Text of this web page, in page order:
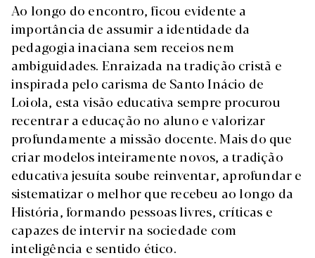
Ao longo do encontro, ficou evidente a
importância de assumir a identidade da
pedagogia inaciana sem receios nem
ambiguidades. Enraizada na tradição cristã e
inspirada pelo carisma de Santo Inácio de
Loiola, esta visão educativa sempre procurou
recentrar a educação no aluno e valorizar
profundamente a missão docente. Mais do que
criar modelos inteiramente novos, a tradição
educativa jesuíta soube reinventar, aprofundar e
sistematizar o melhor que recebeu ao longo da
História, formando pessoas livres, críticas e
capazes de intervir na sociedade com
inteligência e sentido ético.